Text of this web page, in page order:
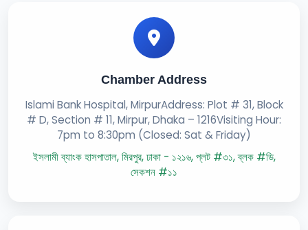
Chamber Address
Islami Bank Hospital, MirpurAddress: Plot # 31, Block
# D, Section # 11, Mirpur, Dhaka – 1216Visiting Hour:
7pm to 8:30pm (Closed: Sat & Friday)
ইসলামী ব্যাংক হাসপাতাল, মিরপুর, ঢাকা - ১২১৬, প্লট #৩১, ব্লক #ডি,
সেকশন #১১